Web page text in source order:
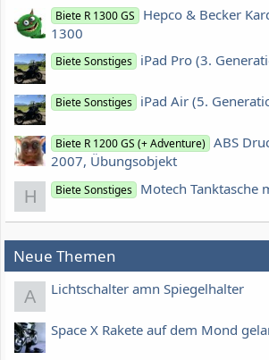
Biete R 1300 GS
Hepco & Becker
1300
Biete Sonstiges iPad Pro (3.
Biete Sonstiges iPad Air (5.
Biete R 1200 GS (+ Adventure) ABS
2007, Übungsobjekt
H Biete Sonstiges Motech Tanktasche
Neue Themen
A Lichtschalter amn Spiegelhalter
Space X Rakete auf dem Mond